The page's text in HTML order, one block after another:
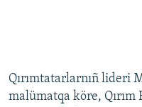
Qırımtatarlarnıñ lideri
malümatqa köre,